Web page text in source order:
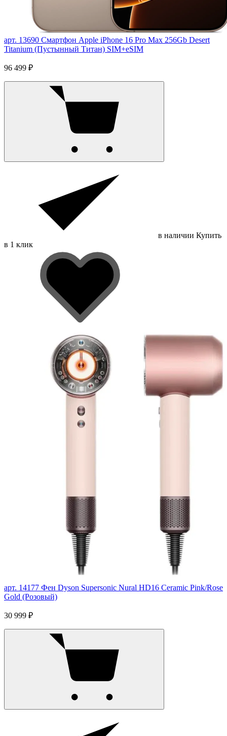
арт. 13690 Смартфон Apple iPhone 16 Pro Max 256Gb Desert
Titanium (Пустынный Титан) SIM+eSIM
96 499 ₽
в наличии Купить
в 1 клик
арт. 14177 Фен Dyson Supersonic Nural HD16 Ceramic Pink/Rose
Gold (Розовый)
30 999 ₽